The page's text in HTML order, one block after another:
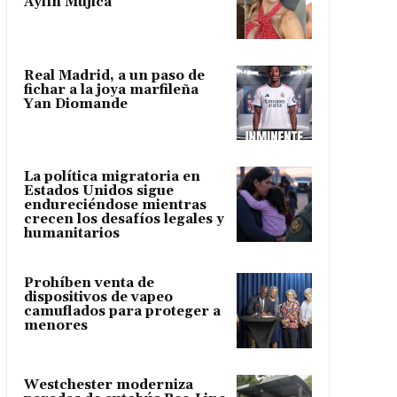
Real Madrid, a un paso de
fichar a la joya marfileña
Yan Diomande
La política migratoria en
Estados Unidos sigue
endureciéndose mientras
crecen los desafíos legales y
humanitarios
Prohíben venta de
dispositivos de vapeo
camuflados para proteger a
menores
Westchester moderniza